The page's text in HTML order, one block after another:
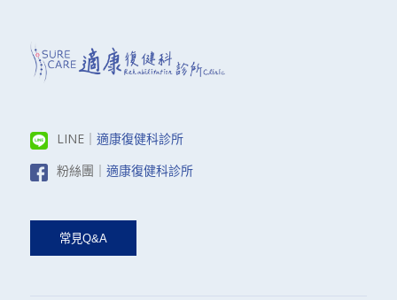
LINE｜ 適康復健科診所
粉絲團｜ 適康復健科診所